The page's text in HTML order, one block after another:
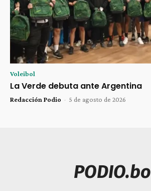
Voleibol
La Verde debuta ante Argentina
Redacción Podio - 5 de agosto de 2026
PODIO.bo